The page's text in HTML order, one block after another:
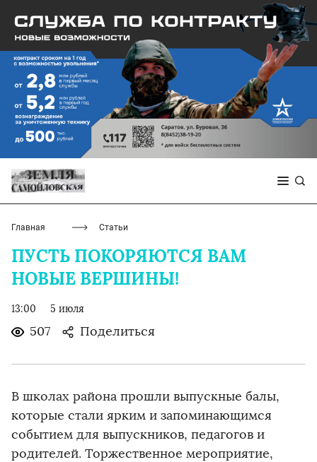
Главная Статьи
ПУСТЬ ПОКОРЯЮТСЯ ВАМ
НОВЫЕ ВЕРШИНЫ!
13:00 5 июля
507 Поделиться
В школах района прошли выпускные балы,
которые стали ярким и запоминающимся
событием для выпускников, педагогов и
родителей. Торжественное мероприятие,